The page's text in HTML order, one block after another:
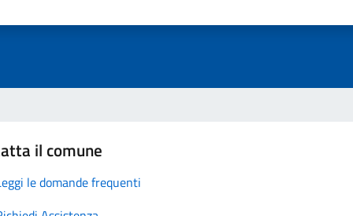
il comune
le domande frequenti